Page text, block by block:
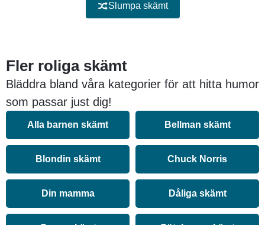
Slumpa skämt
Fler roliga skämt
Bläddra bland våra kategorier för att hitta humor
som passar just dig!
Alla barnen skämt Bellman skämt
Blondin skämt Chuck Norris
Din mamma Dåliga skämt